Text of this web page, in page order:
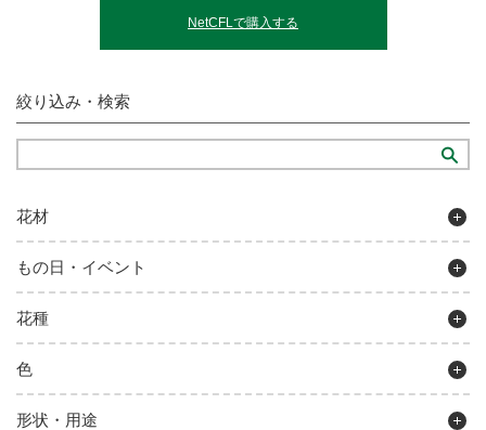
NetCFLで購入する
絞り込み・検索
花材
もの日・イベント
花種
色
形状・用途